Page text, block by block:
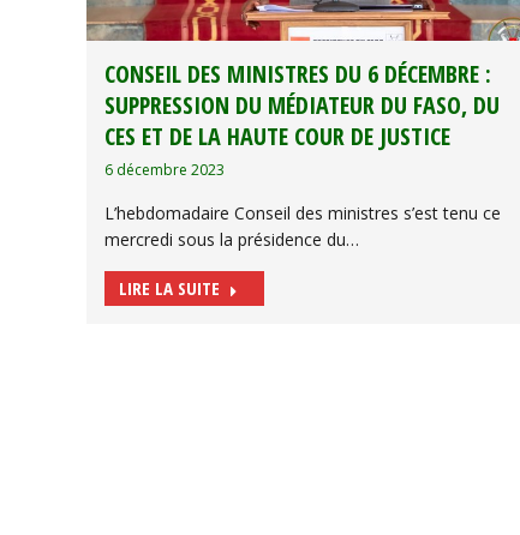
CONSEIL DES MINISTRES DU 6 DÉCEMBRE :
SUPPRESSION DU MÉDIATEUR DU FASO, DU
CES ET DE LA HAUTE COUR DE JUSTICE
6 décembre 2023
L’hebdomadaire Conseil des ministres s’est tenu ce
mercredi sous la présidence du…
LIRE LA SUITE